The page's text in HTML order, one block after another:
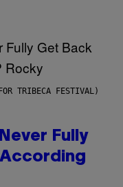
TRIBECA FESTIVAL)
Fully